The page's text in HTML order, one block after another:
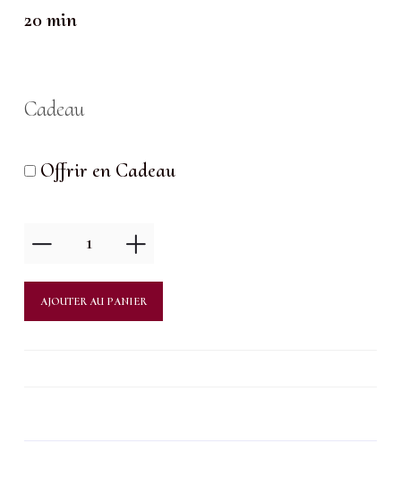
20 min
Cadeau
Offrir en Cadeau
quantité
Massage
AJOUTER AU PANIER